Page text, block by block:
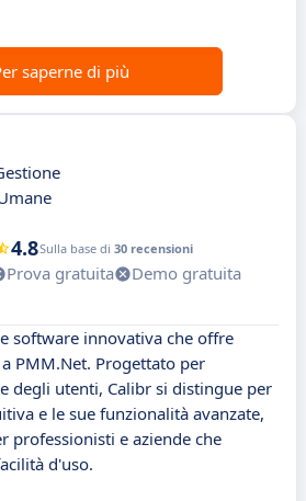
saperne di più
4.8Sulla base di 30 recensioni
Prova gratuita
Demo gratuita
software innovativa che offre
PMM.Net. Progettato per
degli utenti, Calibr si distingue per
e le sue funzionalità avanzate,
professionisti e aziende che
d'uso.